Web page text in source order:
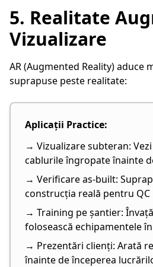
5. Realitate
Vizualizare
AR (Augmented Reality) aduce
suprapuse peste realitate:
Aplicații Practice:
→ Vizualizare subteran:
cablurile îngropate înainte
→ Verificare as-built:
construcția reală pentru
→ Training pe șantier:
folosească echipamentele
→ Prezentări clienți: Arată
înainte de începerea